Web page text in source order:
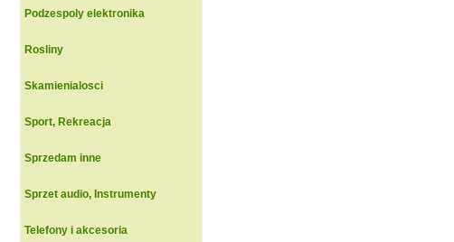
Podzespoly elektronika
Rosliny
Skamienialosci
Sport, Rekreacja
Sprzedam inne
Sprzet audio, Instrumenty
Telefony i akcesoria